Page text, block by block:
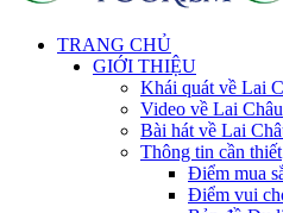
TRANG CHỦ
GIỚI THIỆU
Khái quát về Lai
Video về Lai Châu
Bài hát về Lai
Thông tin cần thiết
Điểm mua
Điểm vui